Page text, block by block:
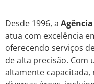
Desde 1996, a
atua com excelência
oferecendo serviços
de alta precisão. Com
altamente capacitada,